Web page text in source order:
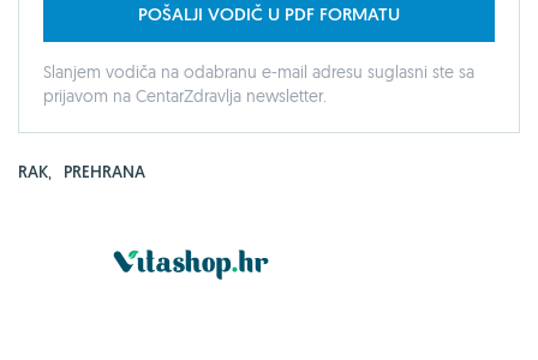
POŠALJI VODIČ U PDF FORMATU
Slanjem vodiča na odabranu e-mail adresu suglasni ste sa
prijavom na CentarZdravlja newsletter.
RAK, PREHRANA